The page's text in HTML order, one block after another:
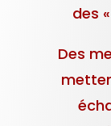
des
Des